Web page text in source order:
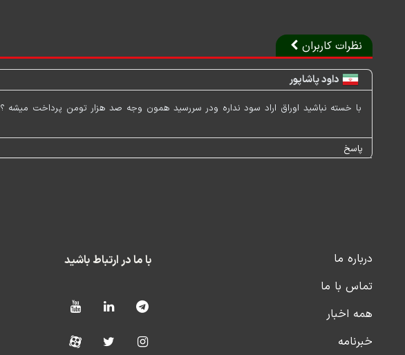
نظرات کاربران
داود پاشاپور
با خسته نباشید اوراق اراد سود نداره ودر سررسید همون وجه صد هزار تومن پرداخت میشه ؟
پاسخ
درباره ما
تماس با ما
همه اخبار
خبرنامه
با ما در ارتباط باشید